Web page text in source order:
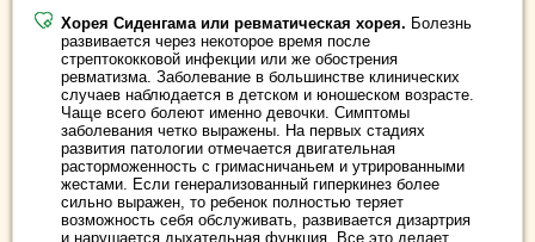
Хорея Сиденгама или ревматическая хорея. Болезнь
развивается через некоторое время после
стрептококковой инфекции или же обострения
ревматизма. Заболевание в большинстве клинических
случаев наблюдается в детском и юношеском возрасте.
Чаще всего болеют именно девочки. Симптомы
заболевания четко выражены. На первых стадиях
развития патологии отмечается двигательная
расторможенность с гримасничаньем и утрированными
жестами. Если генерализованный гиперкинез более
сильно выражен, то ребенок полностью теряет
возможность себя обслуживать, развивается дизартрия
и нарушается дыхательная функция. Все это делает